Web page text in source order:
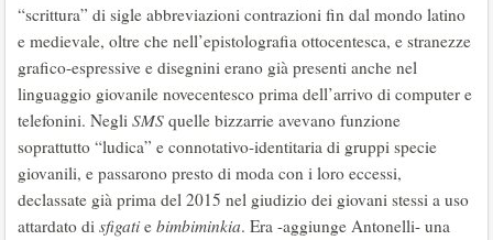
“scrittura” di sigle abbreviazioni contrazioni fin dal mondo latino
e medievale, oltre che nell’epistolografia ottocentesca, e stranezze
grafico-espressive e disegnini erano già presenti anche nel
linguaggio giovanile novecentesco prima dell’arrivo di computer e
telefonini. Negli SMS quelle bizzarrie avevano funzione
soprattutto “ludica” e connotativo-identitaria di gruppi specie
giovanili, e passarono presto di moda con i loro eccessi,
declassate già prima del 2015 nel giudizio dei giovani stessi a uso
attardato di sfigati e bimbiminkia. Era -aggiunge Antonelli- una